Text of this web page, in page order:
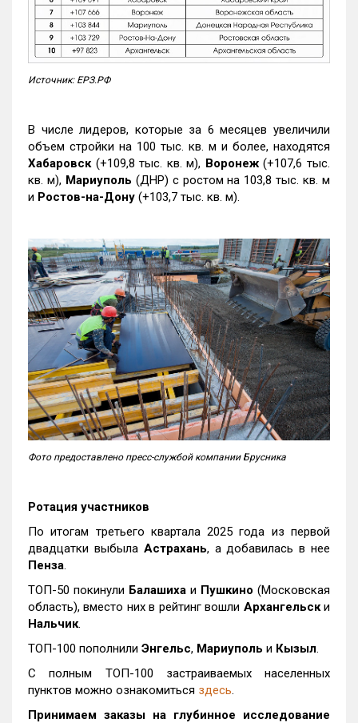
Источник: ЕРЗ.РФ
В числе лидеров, которые за 6 месяцев увеличили
объем стройки на 100 тыс. кв. м и более, находятся
Хабаровск (+109,8 тыс. кв. м), Воронеж(+107,6 тыс.
кв. м), Мариуполь (ДНР) с ростом на 103,8 тыс. кв. м
и Ростов-на-Дону (+103,7 тыс. кв. м).
Фото предоставлено пресс-службой компании Брусника
Ротация участников
По итогам третьего квартала 2025 года из первой
двадцатки выбыла Астрахань, а добавилась в нее
Пенза.
ТОП-50 покинули Балашиха и Пушкино (Московская
область), вместо них в рейтинг вошли Архангельски
Нальчик.
ТОП-100 пополнили Энгельс, Мариуполь и Кызыл.
С полным ТОП-100 застраиваемых населенных
пунктов можно ознакомиться здесь.
Принимаем заказы на глубинное исследование